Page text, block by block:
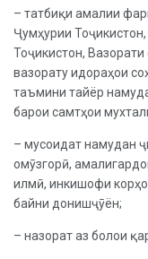
– татбиқи амалии
Ҷумҳурии
Тоҷикистон,
вазорату идораҳои
таъмини тайёр
барои самтҳои
– мусоидат намудан
омӯзгорӣ,
илмӣ, инкишофи
байни донишҷӯён;
– назорат аз болои